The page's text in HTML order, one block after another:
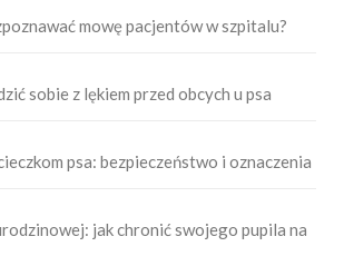
mowę pacjentów w szpitalu?
sobie z lękiem przed obcych u psa
psa: bezpieczeństwo i oznaczenia
jak chronić swojego pupila na